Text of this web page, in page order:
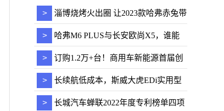
> 淄博烧烤火出圈 让2023款哈弗赤兔带
你尝尝鲜！
> 哈弗M6 PLUS与长安欧尚X5，谁能
带我解锁幸福生活
> 订购1.2万+台！商用车新能源首届创
富+高峰论坛暨
> 长续航低成本，斯威大虎EDi实用型
SUV“飞入寻常
> 长城汽车蝉联2022年度专利榜单四项